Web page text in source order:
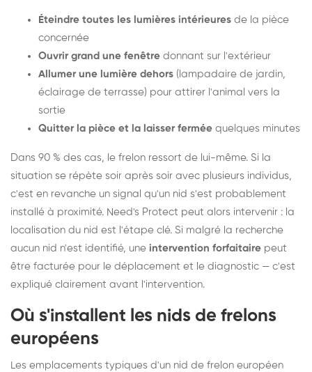
Éteindre toutes les lumières intérieures de la pièce
concernée
Ouvrir grand une fenêtre donnant sur l'extérieur
Allumer une lumière dehors (lampadaire de jardin,
éclairage de terrasse) pour attirer l'animal vers la
sortie
Quitter la pièce et la laisser fermée quelques minutes
Dans 90 % des cas, le frelon ressort de lui-même. Si la
situation se répète soir après soir avec plusieurs individus,
c'est en revanche un signal qu'un nid s'est probablement
installé à proximité. Need's Protect peut alors intervenir : la
localisation du nid est l'étape clé. Si malgré la recherche
aucun nid n'est identifié, une intervention forfaitaire peut
être facturée pour le déplacement et le diagnostic — c'est
expliqué clairement avant l'intervention.
Où s'installent les nids de frelons
européens
Les emplacements typiques d'un nid de frelon européen